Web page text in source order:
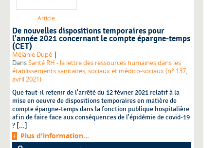
Article
De nouvelles dispositions temporaires pour
l'année 2021 concernant le compte épargne-temps
(CET)
Mélanie Dupé |
DansSanté RH - la lettre des ressources humaines dans les
établissements sanitaires, sociaux et médico-sociaux (n° 137,
avril 2021)
Que faut-il retenir de l'arrêté du 12 février 2021 relatif à la
mise en oeuvre de dispositions temporaires en matière de
compte épargne-temps dans la fonction publique hospitalière
afin de faire face aux conséquences de l'épidémie de covid-19
? [...]
Plus d'information...